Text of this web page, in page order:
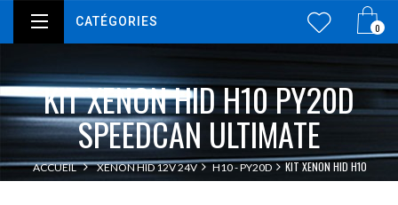
0
CATÉGORIES
KIT XENON HID H10 PY20D
SPEEDCAN ULTIMATE
ACCUEIL XENON HID 12V 24V H10 - PY20D
KIT XENON HID H10